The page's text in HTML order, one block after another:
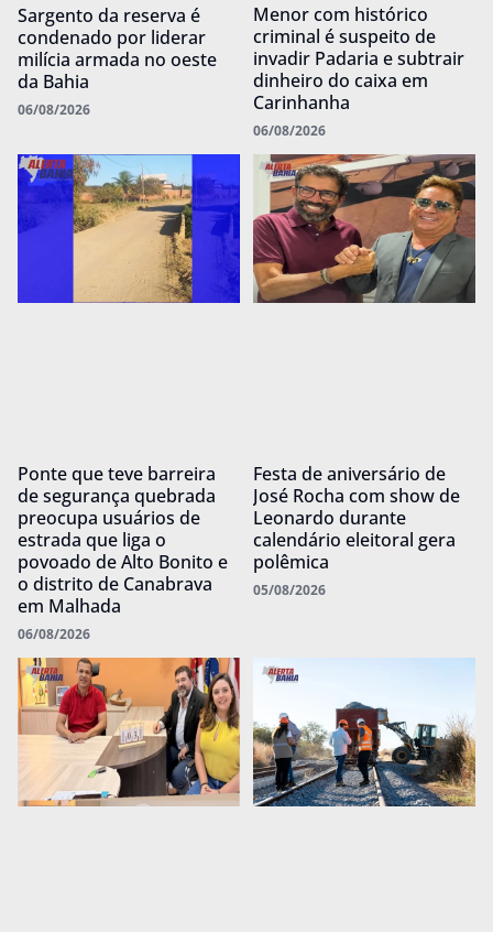
Sargento da reserva é
condenado por liderar
milícia armada no oeste
da Bahia
06/08/2026
Menor com histórico
criminal é suspeito de
invadir Padaria e subtrair
dinheiro do caixa em
Carinhanha
06/08/2026
Ponte que teve barreira
de segurança quebrada
preocupa usuários de
estrada que liga o
povoado de Alto Bonito e
o distrito de Canabrava
em Malhada
06/08/2026
Festa de aniversário de
José Rocha com show de
Leonardo durante
calendário eleitoral gera
polêmica
05/08/2026